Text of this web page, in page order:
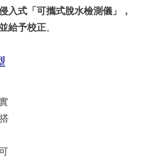
入式「可攜式脫水檢測儀」，
給予校正。